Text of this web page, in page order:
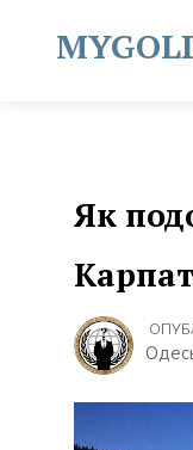
content
Як